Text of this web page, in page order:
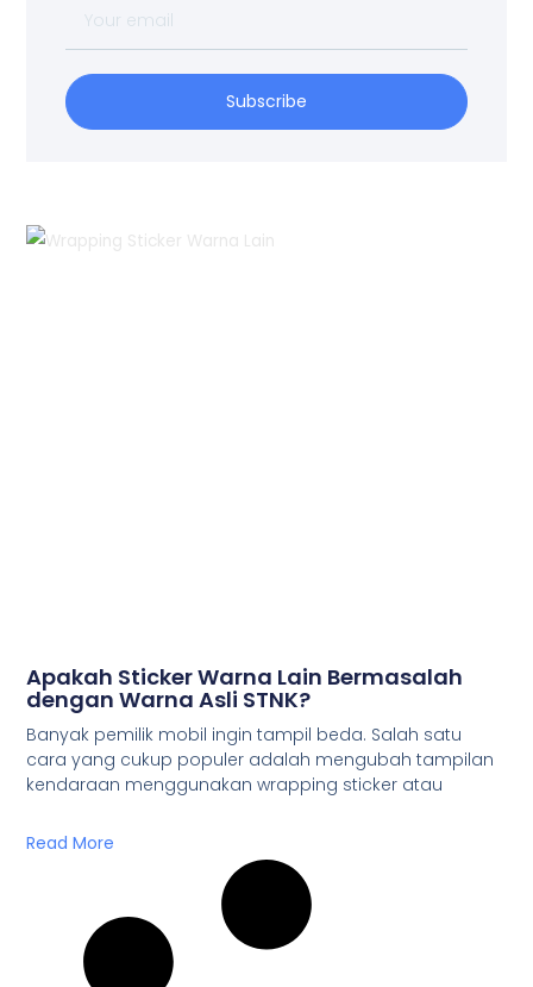
email
Subscribe
Apakah Sticker Warna Lain Bermasalah
dengan Warna Asli STNK?
Banyak pemilik mobil ingin tampil beda. Salah satu
cara yang cukup populer adalah mengubah tampilan
kendaraan menggunakan wrapping sticker atau
Read More